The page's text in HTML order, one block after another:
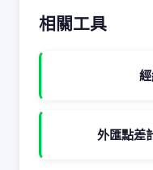
相關工具
外匯點差